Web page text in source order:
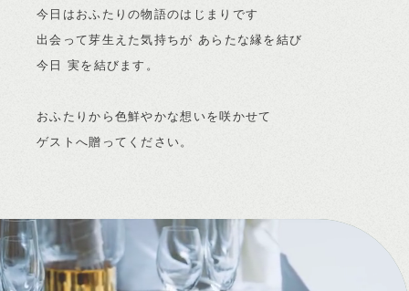
今日はおふたりの物語のはじまりです
出会って芽生えた気持ちが あらたな縁を結び
今日 実を結びます。
おふたりから色鮮やかな想いを咲かせて
ゲストへ贈ってください。